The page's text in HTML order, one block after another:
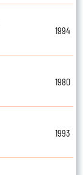
1994
1980
1993